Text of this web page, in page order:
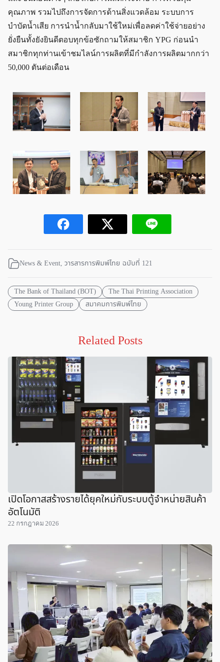
คุณภาพ รวมไปถึงการจัดการด้านสิ่งแวดล้อม ระบบการ
บำบัดน้ำเสีย การนำน้ำกลับมาใช้ใหม่เพื่อลดค่าใช้จ่ายอย่าง
ยั่งยืนทั้งยังยินดีตอบทุกข้อซักถามให้สมาชิก YPG ก่อนนำ
สมาชิกทุกท่านเข้าชมไลน์การผลิตที่มีกำลังการผลิตมากกว่า
50,000 ตันต่อเดือน
News & Event, วารสารการพิมพ์ไทย ฉบับที่ 121
The Bank of Thailand (BOT)
The Thai Printing Association
Young Printer Group
สมาคมการพิมพ์ไทย
Related Posts
เปิดโอกาสสร้างรายได้ยุคใหม่กับระบบตู้จำหน่ายสินค้า
อัตโนมัติ
22 กรกฎาคม 2026